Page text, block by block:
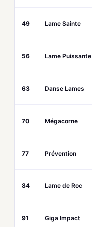
49 Lame Sainte
56 Lame Puissante
63 Danse Lames
70 Mégacorne
77 Prévention
84 Lame de Roc
91 Giga Impact